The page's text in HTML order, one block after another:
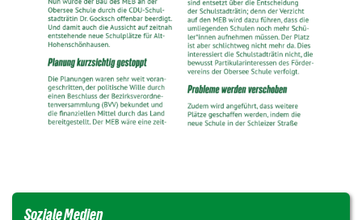
Soziale Medien